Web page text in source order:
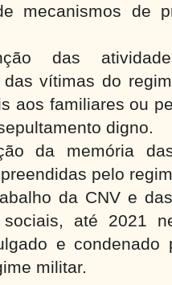
mecanismos de
das
das vítimas do
aos familiares ou
digno.
da memória
pelo
da CNV e
sociais, até 2021
e condenado
militar.